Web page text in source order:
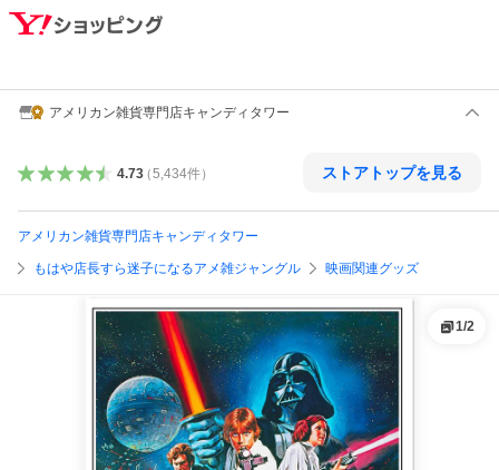
アメリカン雑貨専門店キャンディタワー
4.73（5,434件） ストアトップを見る
アメリカン雑貨専門店キャンディタワー
もはや店長すら迷子になるアメ雑ジャングル 映画関連グッズ
1/2